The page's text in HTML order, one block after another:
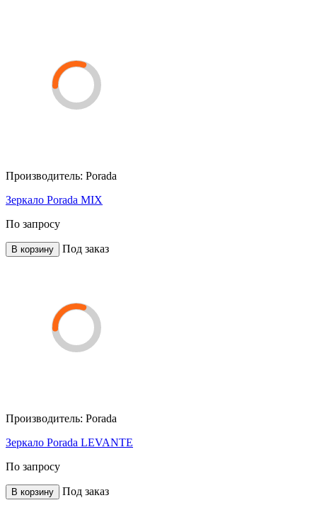
Производитель: Porada
Зеркало Porada MIX
По запросу
В корзину Под заказ
Производитель: Porada
Зеркало Porada LEVANTE
По запросу
В корзину Под заказ